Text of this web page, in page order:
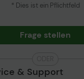
* Dies ist ein Pflichtfeld
Frage stellen
& Support